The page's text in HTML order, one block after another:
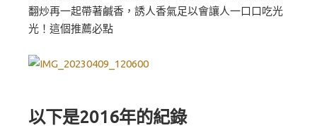
翻炒再一起帶著鹹香，誘人香氣足以會讓人一口口吃光
光！這個推薦必點
以下是2016年的紀錄